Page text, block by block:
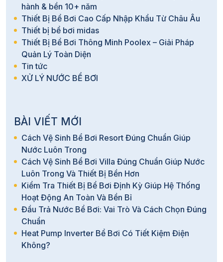
hành & bền 10+ năm
Thiết Bị Bể Bơi Cao Cấp Nhập Khẩu Từ Châu Âu
Thiết bị bể bơi midas
Thiết Bị Bể Bơi Thông Minh Poolex – Giải Pháp
Quản Lý Toàn Diện
Tin tức
XỬ LÝ NƯỚC BỂ BƠI
BÀI VIẾT MỚI
Cách Vệ Sinh Bể Bơi Resort Đúng Chuẩn Giúp
Nước Luôn Trong
Cách Vệ Sinh Bể Bơi Villa Đúng Chuẩn Giúp Nước
Luôn Trong Và Thiết Bị Bền Hơn
Kiểm Tra Thiết Bị Bể Bơi Định Kỳ Giúp Hệ Thống
Hoạt Động An Toàn Và Bền Bỉ
Đầu Trả Nước Bể Bơi: Vai Trò Và Cách Chọn Đúng
Chuẩn
Heat Pump Inverter Bể Bơi Có Tiết Kiệm Điện
Không?